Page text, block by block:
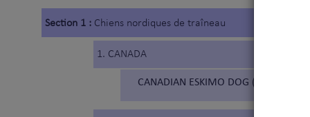
Section 1 : Chiens nordiques de traîneau
1. CANADA
CANADIAN ESKIMO DOG (211)